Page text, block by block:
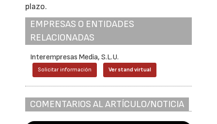
plazo.
EMPRESAS O ENTIDADES
RELACIONADAS
Interempresas Media, S.L.U.
Solicitar información Ver stand virtual
COMENTARIOS AL ARTÍCULO/NOTICIA